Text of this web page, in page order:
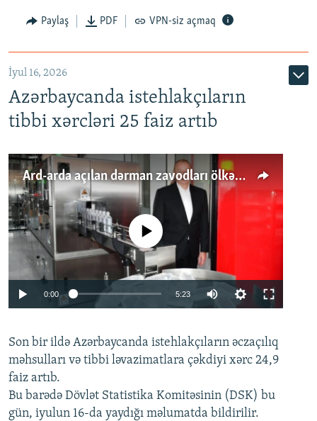
Paylaş PDF VPN-siz açmaq
İyul 16, 2026
Azərbaycanda istehlakçıların
tibbi xərcləri 25 faiz artıb
Ard-arda açılan dərman zavodları ölkənin tələbatını ödəyirmi?
Auto 240p 360p 480p
720p 1080p
No media source currently available
0:00 5:23
360p
480p
720p
1080p
Son bir ildə Azərbaycanda istehlakçıların əczaçılıq
məhsulları və tibbi ləvazimatlara çəkdiyi xərc 24,9
faiz artıb.
Bu barədə Dövlət Statistika Komitəsinin (DSK) bu
gün, iyulun 16-da yaydığı məlumatda bildirilir.